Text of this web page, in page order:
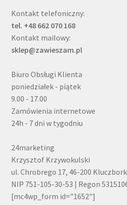
Kontakt telefoniczny:
tel. +48 662 070 168
Kontakt mailowy:
sklep@zawieszam.pl
Biuro Obsługi Klienta
poniedziałek - piątek
9.00 - 17.00
Zamówienia internetowe
24h - 7 dni w tygodniu
24marketing
Krzysztof Krzywokulski
ul. Chrobrego 17, 46-200 Kluczbork
NIP 751-105-30-53 | Regon
[mc4wp_form id="1652"]